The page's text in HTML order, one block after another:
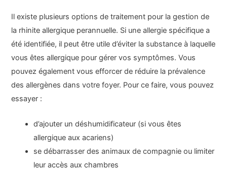
Il existe plusieurs options de traitement pour la gestion de
la rhinite allergique perannuelle. Si une allergie spécifique a
été identifiée, il peut être utile d’éviter la substance à laquelle
vous êtes allergique pour gérer vos symptômes. Vous
pouvez également vous efforcer de réduire la prévalence
des allergènes dans votre foyer. Pour ce faire, vous pouvez
essayer :
d’ajouter un déshumidificateur (si vous êtes
allergique aux acariens)
se débarrasser des animaux de compagnie ou limiter
leur accès aux chambres